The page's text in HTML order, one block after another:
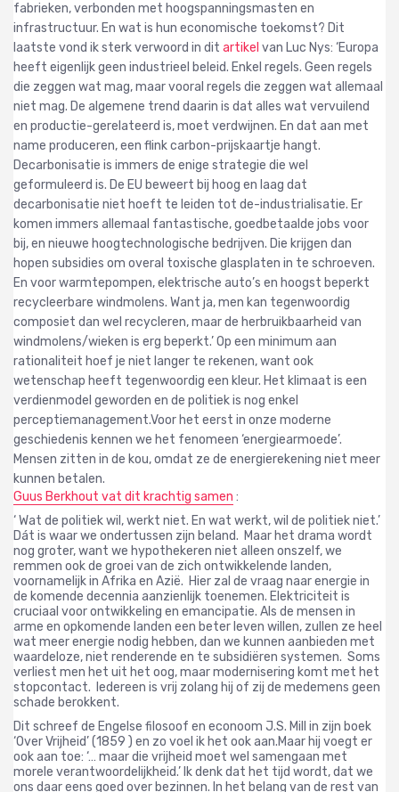
fabrieken, verbonden met hoogspanningsmasten en
infrastructuur. En wat is hun economische toekomst? Dit
laatste vond ik sterk verwoord in dit artikel van Luc Nys: ‘Europa
heeft eigenlijk geen industrieel beleid. Enkel regels. Geen regels
die zeggen wat mag, maar vooral regels die zeggen wat allemaal
niet mag. De algemene trend daarin is dat alles wat vervuilend
en productie-gerelateerd is, moet verdwijnen. En dat aan met
name produceren, een flink carbon-prijskaartje hangt.
Decarbonisatie is immers de enige strategie die wel
geformuleerd is. De EU beweert bij hoog en laag dat
decarbonisatie niet hoeft te leiden tot de-industrialisatie. Er
komen immers allemaal fantastische, goedbetaalde jobs voor
bij, en nieuwe hoogtechnologische bedrijven. Die krijgen dan
hopen subsidies om overal toxische glasplaten in te schroeven.
En voor warmtepompen, elektrische auto’s en hoogst beperkt
recycleerbare windmolens. Want ja, men kan tegenwoordig
composiet dan wel recycleren, maar de herbruikbaarheid van
windmolens/wieken is erg beperkt.’ Op een minimum aan
rationaliteit hoef je niet langer te rekenen, want ook
wetenschap heeft tegenwoordig een kleur. Het klimaat is een
verdienmodel geworden en de politiek is nog enkel
perceptiemanagement.Voor het eerst in onze moderne
geschiedenis kennen we het fenomeen ‘energiearmoede’.
Mensen zitten in de kou, omdat ze de energierekening niet meer
kunnen betalen.
Guus Berkhout vat dit krachtig samen :
‘ Wat de politiek wil, werkt niet. En wat werkt, wil de politiek niet.’
Dát is waar we ondertussen zijn beland. Maar het drama wordt
nog groter, want we hypothekeren niet alleen onszelf, we
remmen ook de groei van de zich ontwikkelende landen,
voornamelijk in Afrika en Azië. Hier zal de vraag naar energie in
de komende decennia aanzienlijk toenemen. Elektriciteit is
cruciaal voor ontwikkeling en emancipatie. Als de mensen in
arme en opkomende landen een beter leven willen, zullen ze heel
wat meer energie nodig hebben, dan we kunnen aanbieden met
waardeloze, niet renderende en te subsidiëren systemen. Soms
verliest men het uit het oog, maar modernisering komt met het
stopcontact. Iedereen is vrij zolang hij of zij de medemens geen
schade berokkent.
Dit schreef de Engelse filosoof en econoom J.S. Mill in zijn boek
‘Over Vrijheid’ (1859 ) en zo voel ik het ook aan.Maar hij voegt er
ook aan toe: ‘… maar die vrijheid moet wel samengaan met
morele verantwoordelijkheid.’Ik denk dat het tijd wordt, dat we
ons daar eens goed over bezinnen. In het belang van de rest van